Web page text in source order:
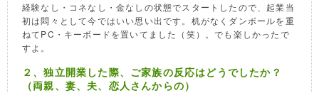
経験なし・コネなし・金なしの状態でスタートしたので、起業当
初は悶々として今ではいい思い出です。机がなくダンボールを重
ねてPC・キーボードを置いてました（笑）。でも楽しかったで
すよ。
２、独立開業した際、ご家族の反応はどうでしたか？
（両親、妻、夫、恋人さんからの）